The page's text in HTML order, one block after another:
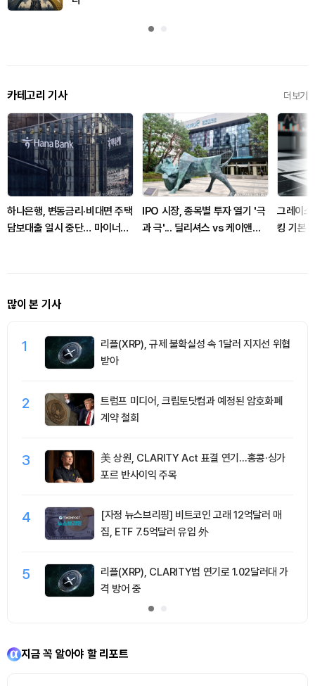
카테고리 기사 더보기
하나은행, 변동금리·비대면 주택
담보대출 일시 중단… 마이너스
IPO 시장, 종목별 투자 열기 '극
과 극'... 딜리셔스 vs 케이앤에
그레이
킹 기본
많이 본 기사
1
리플(XRP), 규제 불확실성 속 1달러 지지선 위협
받아
2
트럼프 미디어, 크립토닷컴과 예정된 암호화폐
계약 철회
3
美 상원, CLARITY Act 표결 연기…홍콩·싱가
포르 반사이익 주목
4
[자정 뉴스브리핑] 비트코인 고래 12억달러 매
집, ETF 7.5억달러 유입 外
5
리플(XRP), CLARITY법 연기로 1.02달러대 가
격 방어 중
지금 꼭 알아야 할 리포트